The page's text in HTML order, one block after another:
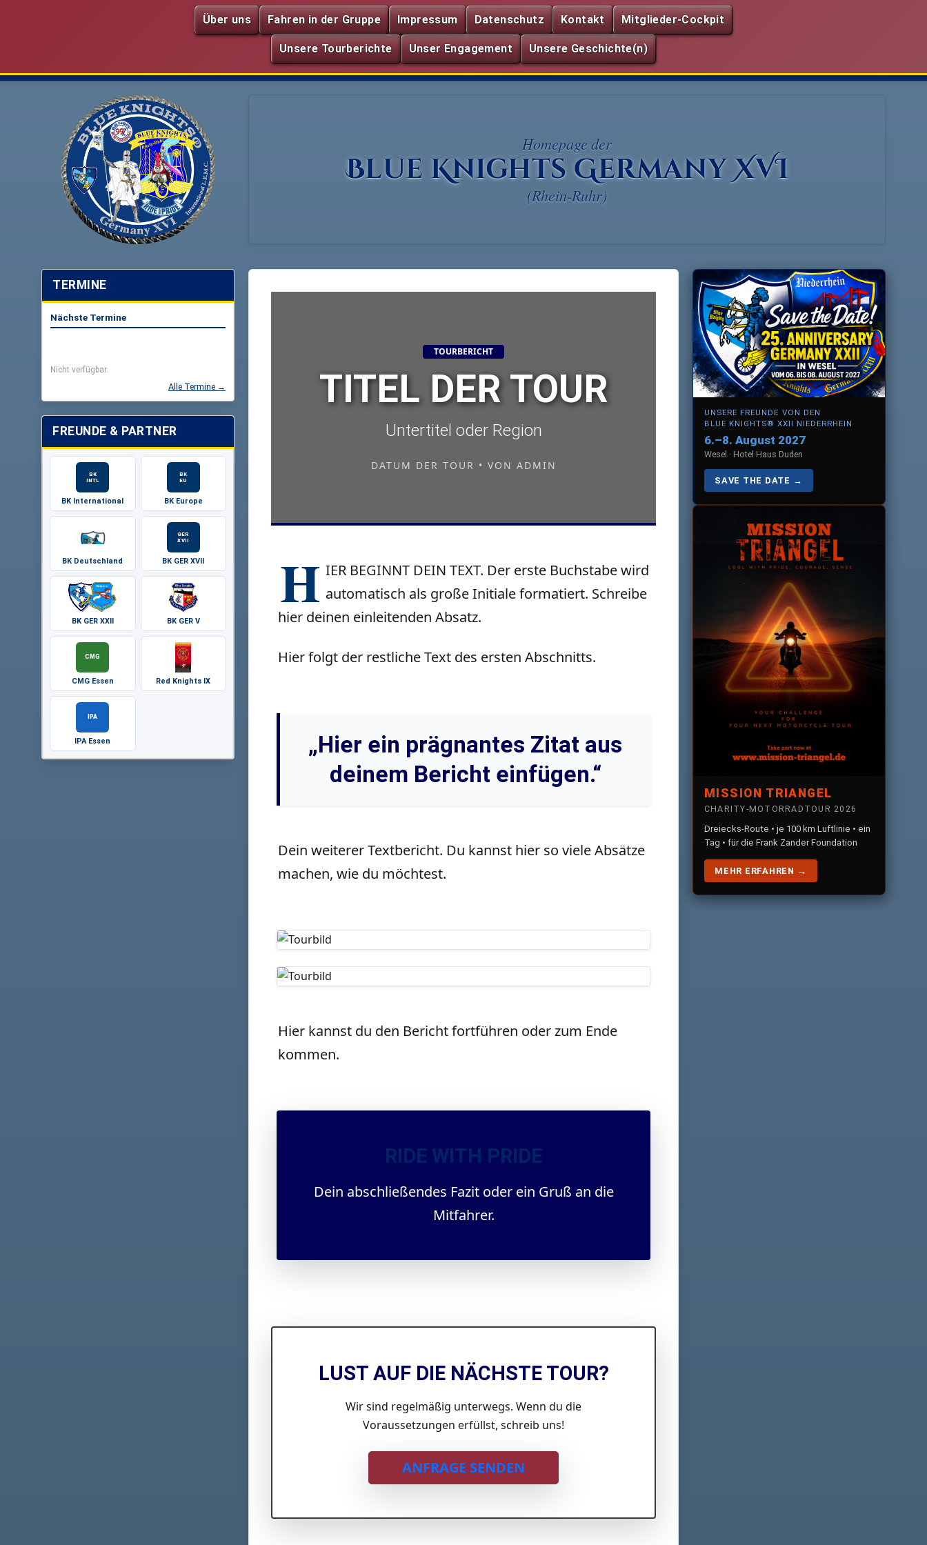
Über uns Fahren in der Gruppe Impressum Datenschutz Kontakt Mitglieder-Cockpit
Unsere Tourberichte Unser Engagement Unsere Geschichte(n)
Homepage der
Blue Knights Germany XVI
(Rhein-Ruhr)
UNSERE FREUNDE VON DEN
BLUE KNIGHTS® XXII NIEDERRHEIN
6.–8. August 2027
Wesel · Hotel Haus Duden
SAVE THE DATE →
MISSION TRIANGEL
CHARITY-MOTORRADTOUR 2026
Dreiecks-Route • je 100 km Luftlinie • ein
Tag • für die Frank Zander Foundation
MEHR ERFAHREN →
TERMINE
Nächste Termine
Nicht verfügbar.
Alle Termine →
FREUNDE & PARTNER
BK
INTL
BK International
BK
EU
BK Europe
BK Deutschland
GER
XVII
BK GER XVII
BK GER XXII BK GER V
CMG
CMG Essen Red Knights IX
IPA
IPA Essen
TOURBERICHT
TITEL DER TOUR
Untertitel oder Region
DATUM DER TOUR • VON ADMIN
H IER BEGINNT DEIN TEXT. Der erste Buchstabe wird
automatisch als große Initiale formatiert. Schreibe
hier deinen einleitenden Absatz.
Hier folgt der restliche Text des ersten Abschnitts.
„Hier ein prägnantes Zitat aus
deinem Bericht einfügen.“
Dein weiterer Textbericht. Du kannst hier so viele Absätze
machen, wie du möchtest.
Hier kannst du den Bericht fortführen oder zum Ende
kommen.
RIDE WITH PRIDE
Dein abschließendes Fazit oder ein Gruß an die
Mitfahrer.
LUST AUF DIE NÄCHSTE TOUR?
Wir sind regelmäßig unterwegs. Wenn du die
Voraussetzungen erfüllst, schreib uns!
ANFRAGE SENDEN